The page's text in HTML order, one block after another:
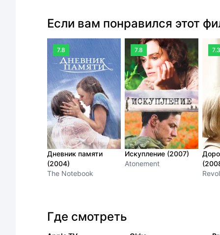
Если вам понравился этот
7.8
Дневник памяти
(2004)
The Notebook
7.8
Искупление (2007)
Atonement
7.3
Где смотреть